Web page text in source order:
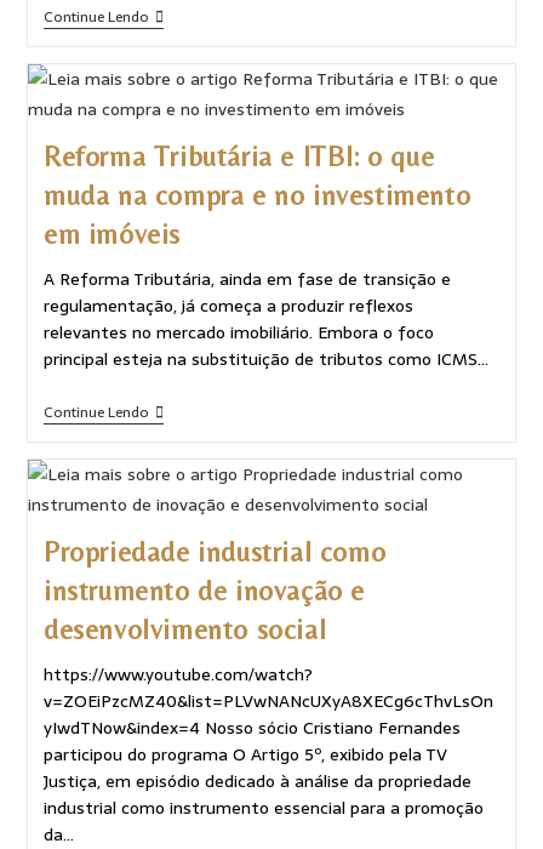
Continue Lendo
Reforma Tributária e ITBI: o que
muda na compra e no investimento
em imóveis
A Reforma Tributária, ainda em fase de transição e
regulamentação, já começa a produzir reflexos
relevantes no mercado imobiliário. Embora o foco
principal esteja na substituição de tributos como ICMS…
Continue Lendo
Propriedade industrial como
instrumento de inovação e
desenvolvimento social
https://www.youtube.com/watch?
v=ZOEiPzcMZ40&list=PLVwNANcUXyA8XECg6cThvLsOn
yIwdTNow&index=4 Nosso sócio Cristiano Fernandes
participou do programa O Artigo 5º, exibido pela TV
Justiça, em episódio dedicado à análise da propriedade
industrial como instrumento essencial para a promoção
da…